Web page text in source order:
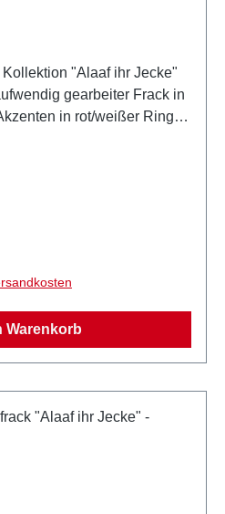
"Alaaf ihr Jecke"
gearbeiter Frack in
in rot/weißer Ringel-
Warenkorb